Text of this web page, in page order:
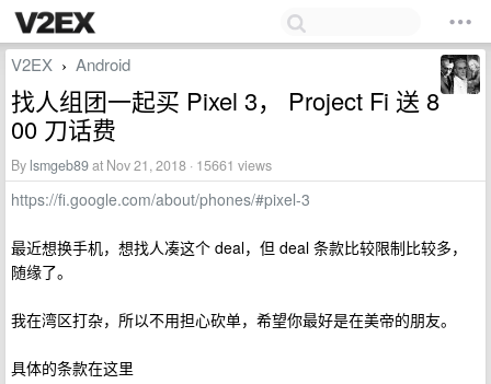
V2EX › Android
找人组团一起买 Pixel 3， Project Fi 送 8
00 刀话费
By lsmgeb89at Nov 21, 2018 · 15661 views
https://fi.google.com/about/phones/#pixel-3
最近想换手机，想找人凑这个 deal，但 deal 条款比较限制比较多，
随缘了。
我在湾区打杂，所以不用担心砍单，希望你最好是在美帝的朋友。
具体的条款在这里